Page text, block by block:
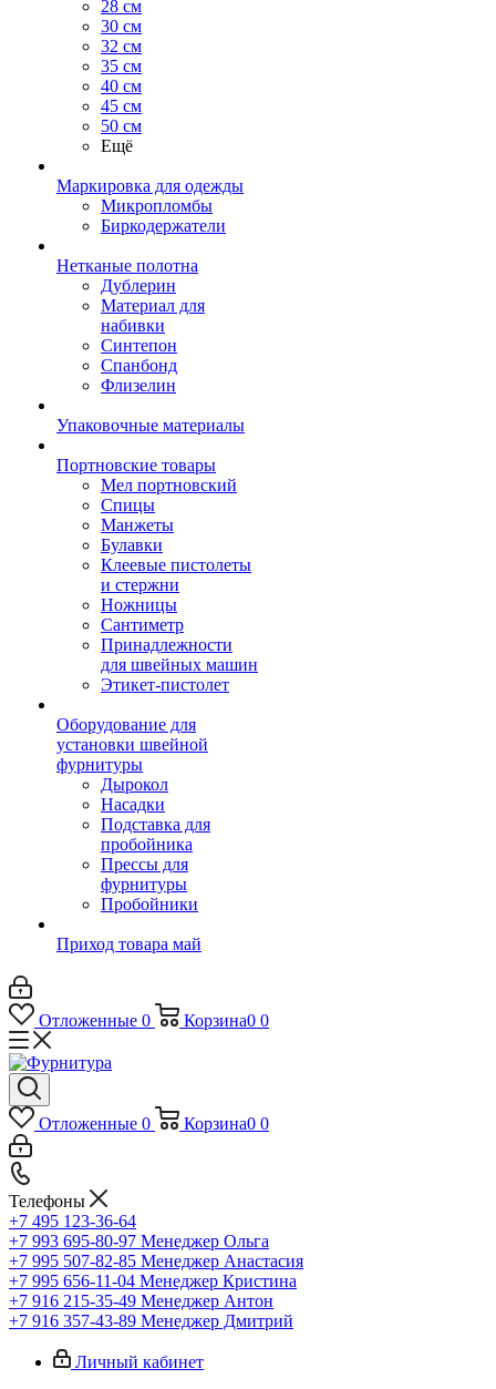
28 см
30 см
32 см
35 см
40 см
45 см
50 см
Ещё
Маркировка для одежды
Микропломбы
Биркодержатели
Нетканые полотна
Дублерин
Материал для
набивки
Синтепон
Спанбонд
Флизелин
Упаковочные материалы
Портновские товары
Мел портновский
Спицы
Манжеты
Булавки
Клеевые пистолеты
и стержни
Ножницы
Сантиметр
Принадлежности
для швейных машин
Этикет-пистолет
Оборудование для
установки швейной
фурнитуры
Дырокол
Насадки
Подставка для
пробойника
Прессы для
фурнитуры
Пробойники
Приход товара май
Отложенные 0 Корзина0 0
Отложенные 0 Корзина0 0
Телефоны
+7 495 123-36-64
+7 993 695-80-97 Менеджер Ольга
+7 995 507-82-85 Менеджер Анастасия
+7 995 656-11-04 Менеджер Кристина
+7 916 215-35-49 Менеджер Антон
+7 916 357-43-89 Менеджер Дмитрий
Личный кабинет